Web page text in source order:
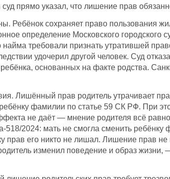
прямо указал, что лишение прав
Ребёнок сохраняет право пользования
определение Московского городского
найма требовали признать утратившей
удочерил другой человек. Суд
основанных на факте родства.
Лишённый прав родитель утрачивает
фамилии по статье 59 СК РФ. При
не даёт — мнение родителя всё
518/2024: мать не смогла сменить
прав его никто не лишал. Лишение прав
изменил поведение и образ